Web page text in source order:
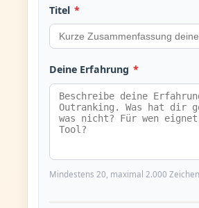
Titel *
Deine Erfahrung *
Mindestens 20, maximal 2.000 Zeichen